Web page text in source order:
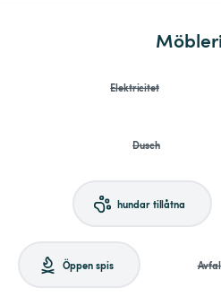
Elektricitet
Dusch
hundar tillåtna
Öppen spis